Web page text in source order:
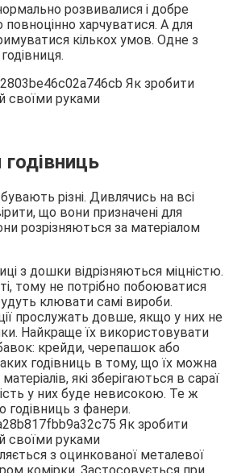
розвивалися і добре
повноцінно харчуватися. А для
кількох умов. Одне з
годівниць
різні. Дивлячись на всі
що вони призначені для
розрізняються за матеріалом
з дошки відрізняються міцністю.
тому не потрібно побоюватися
клювати самі вироби.
прослужать довше, якщо у них не
Найкраще їх використовувати
крейди, черепашок або
годівниць в тому, що їх можна
які зберігаються в сараї
у них буде невисокою. Те ж
годівниць з фанери.
з оцинкованої металевої
комірки. Застосовується при